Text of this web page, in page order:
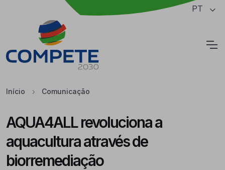
Saltar para o conteúdo principal da página PT
Início Comunicação
AQUA4ALL revoluciona a
aquacultura através de
biorremediação